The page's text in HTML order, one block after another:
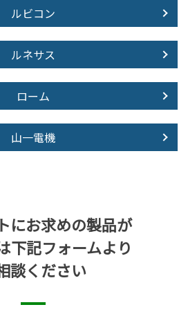
ルビコン
ルネサス
ローム
山一電機
にお求めの製品が
下記フォームより
談ください